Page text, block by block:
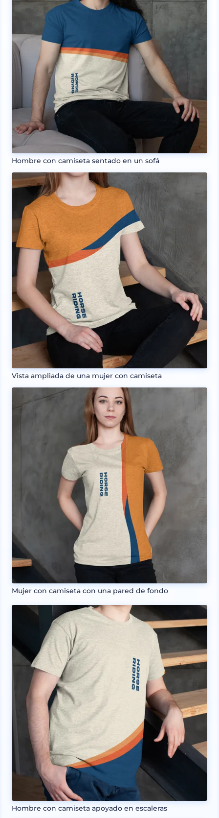
Hombre con camiseta sentado en un sofá
Vista ampliada de una mujer con camiseta
Mujer con camiseta con una pared de fondo
Hombre con camiseta apoyado en escaleras